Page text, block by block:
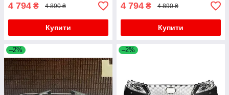
4 794 ₴ 4 890 ₴
Купити
4 794 ₴ 4 890 ₴
Купити
–2% –2%